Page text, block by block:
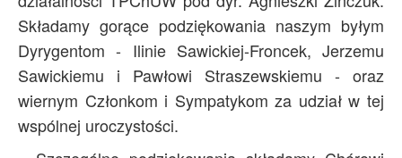
Składamy gorące podziękowania naszym byłym
Dyrygentom - Ilinie Sawickiej-Froncek, Jerzemu
Sawickiemu i Pawłowi Straszewskiemu - oraz
wiernym Członkom i Sympatykom za udział w tej
wspólnej uroczystości.